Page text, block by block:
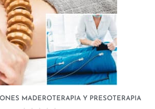
MADEROTERAPIA Y PRESOTERAPIA